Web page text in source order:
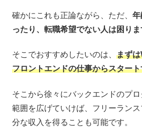
確かにこれも正論ながら、ただ、 年
ったり、転職希望でない人は困りま
そこでおすすめしたいのは、 まず
フロントエンドの仕事からスター
そこから徐々にバックエンドのプ
範囲を広げていけば、フリーラン
分な収入を得ることも可能です。